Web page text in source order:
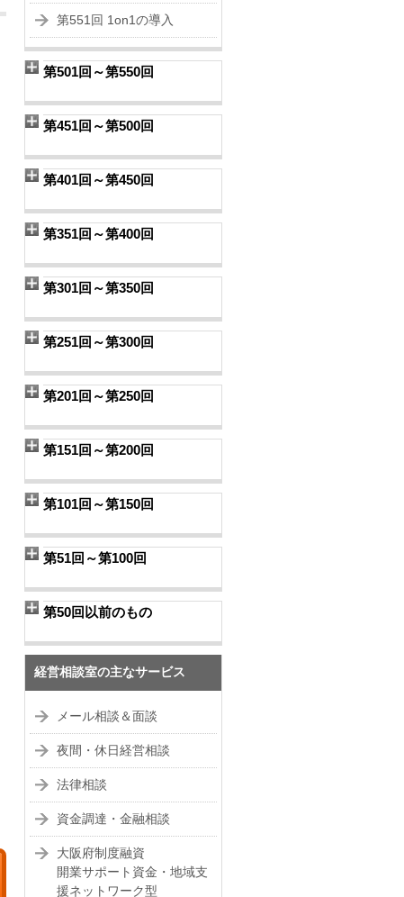
第551回 1on1の導入
第501回～第550回
第451回～第500回
第401回～第450回
第351回～第400回
第301回～第350回
第251回～第300回
第201回～第250回
第151回～第200回
第101回～第150回
第51回～第100回
第50回以前のもの
経営相談室の主なサービス
メール相談＆面談
夜間・休日経営相談
法律相談
資金調達・金融相談
大阪府制度融資
開業サポート資金・地域支
援ネットワーク型